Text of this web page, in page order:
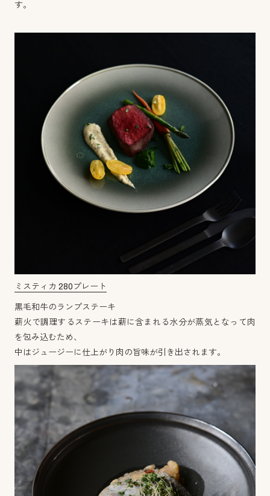
す。
ミスティカ 280プレート
黒毛和牛のランプステーキ
薪火で調理するステーキは薪に含まれる水分が蒸気となって肉
を包み込むため、
中はジュージーに仕上がり肉の旨味が引き出されます。